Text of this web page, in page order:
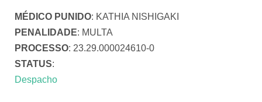
MÉDICO PUNIDO: KATHIA NISHIGAKI
PENALIDADE: MULTA
PROCESSO: 23.29.000024610-0
STATUS:
Despacho